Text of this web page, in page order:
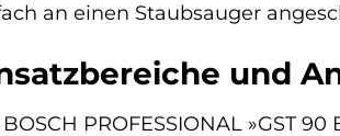
an einen Staubsauger
und
PROFESSIONAL »GST